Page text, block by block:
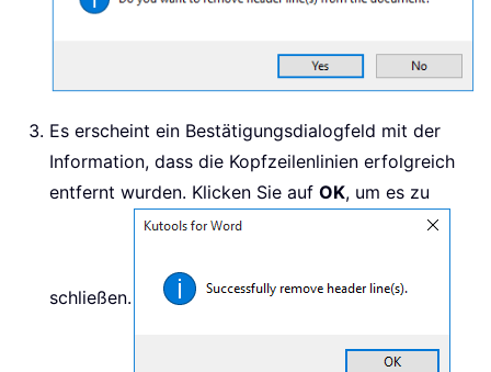
Es erscheint ein Bestätigungsdialogfeld mit der
Information, dass die Kopfzeilenlinien erfolgreich
entfernt wurden. Klicken Sie auf OK, um es zu
schließen.